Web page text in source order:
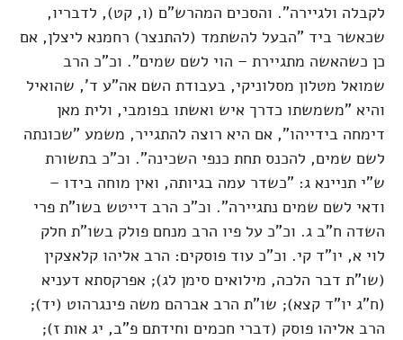
לקבלה ולגיירה". והסכים המהרש"ם (ו, קט), לדבריו,
שכאשר ביד "הבעל להשתמד (להתנצר) רחמנא ליצלן, אם
כן כשהאשה מתגיירת – הוי לשם שמים". וכ"כ הרב
שמואל מטלון מסלוניקי, בעבודת השם אה"ע ד', שהואיל
והיא "משמשתו כדרך איש ואשתו בפומבי, ולית מאן
דימחה בידייהו", אם היא רוצה להתגייר, משמע "שכונתה
לשם שמים, להכנס תחת כנפי השכינה". וכ"כ בתשורת
ש"י תניינא ג: "כשדר עמה בגיותה, ואין מוחה בידו –
ודאי לשם שמים נתגיירה". וכ"כ הרב דייטש בשו"ת פרי
השדה ח"ב ג. וכ"כ על פיו הרב מנחם פולק בשו"ת חלק
לוי א, יו"ד קי. וכ"כ עוד פוסקים: הרב אליהו קלאצקין
(שו"ת דבר הלכה, מילואים סימן לג); אפרקסתא דעניא
(ח"ג יו"ד קצא); שו"ת הרב אברהם משה פינגרהוט (יד);
הרב אליהו פוסק (דברי חכמים וחידתם פ"ב, יג אות ז);